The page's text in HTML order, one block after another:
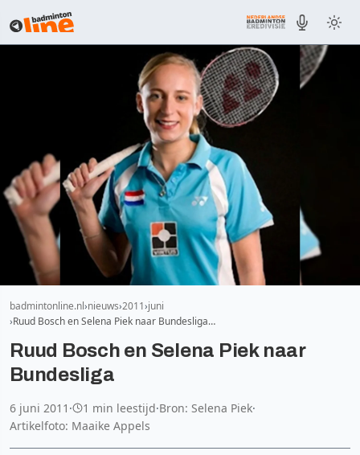
badmintonline.nl nieuws 2011 juni
Ruud Bosch en Selena Piek naar Bundesliga…
Ruud Bosch en Selena Piek naar
Bundesliga
6 juni 2011 · 1 min leestijd·Bron: Selena Piek·
Artikelfoto: Maaike Appels